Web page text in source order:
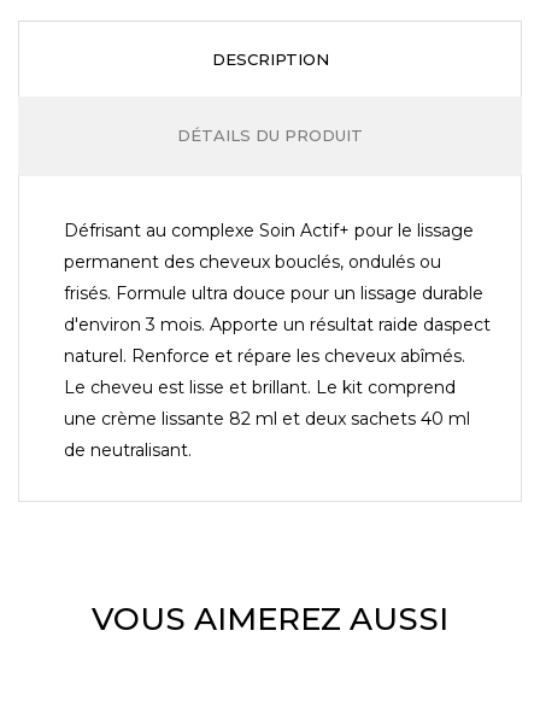
DESCRIPTION
DÉTAILS DU PRODUIT
Défrisant au complexe Soin Actif+ pour le lissage
permanent des cheveux bouclés, ondulés ou
frisés. Formule ultra douce pour un lissage durable
d'environ 3 mois. Apporte un résultat raide daspect
naturel. Renforce et répare les cheveux abîmés.
Le cheveu est lisse et brillant. Le kit comprend
une crème lissante 82 ml et deux sachets 40 ml
de neutralisant.
VOUS AIMEREZ AUSSI